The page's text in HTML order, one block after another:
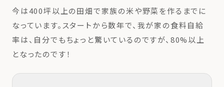
今は400坪以上の田畑で家族の米や野菜を作るまでに
なっています。スタートから数年で、我が家の食料自給
率は、自分でもちょっと驚いているのですが、80%以上
となったのです！